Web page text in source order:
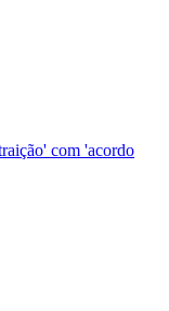
com 'acordo